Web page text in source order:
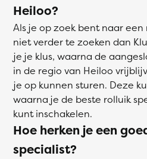
Heiloo?
Als je op zoek bent naar
niet verder te zoeken dan
je je klus, waarna de
in de regio van Heiloo
je op kunnen sturen. Deze
waarna je de beste rolluik
kunt inschakelen.
Hoe herken je een
specialist?